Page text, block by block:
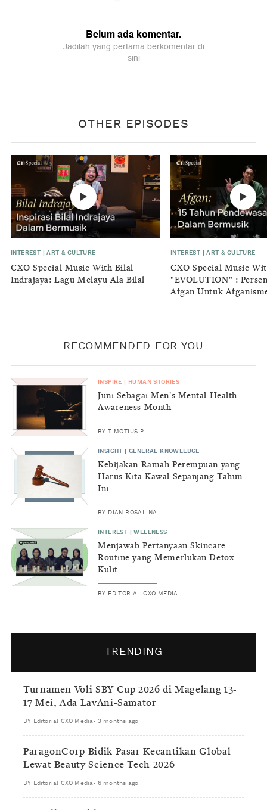
OTHER EPISODES
INTEREST |ART & CULTURE
CXO Special Music With Bilal
Indrajaya: Lagu Melayu Ala Bilal
INTEREST |ART & CULTURE
CXO Special Music
"EVOLUTION" :
Afgan Untuk
RECOMMENDED FOR YOU
INSPIRE HUMAN STORIES
Juni Sebagai Men's Mental Health
Awareness Month
BYTIMOTIUS P
INSIGHT |GENERAL KNOWLEDGE
Kebijakan Ramah Perempuan yang
Harus Kita Kawal Sepanjang Tahun
Ini
BY DIAN ROSALINA
INTEREST |WELLNESS
Menjawab Pertanyaan Skincare
Routine yang Memerlukan Detox
Kulit
BY EDITORIAL CXO MEDIA
TRENDING
Turnamen Voli SBY Cup 2026 di Magelang 13-
17 Mei, Ada LavAni-Samator
BY Editorial CXO Media• 3 months ago
ParagonCorp Bidik Pasar Kecantikan Global
Lewat Beauty Science Tech 2026
BY Editorial CXO Media• 6 months ago